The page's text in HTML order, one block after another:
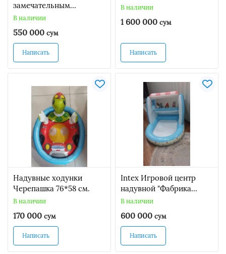
замечательным
сюрпризом для каждой
маленькой девочки,
которая обожает
разыгрывать
фантастические
представляя себя в роли
талантливой певицы или
утонченной леди. Кро
В наличии
550 000 сум
Написать
В наличии
1 600 000 сум
Написать
Надувные ходунки
Черепашка 76*58 см.
В наличии
170 000 сум
Написать
Intex Игровой центр
надувной "Фабрика
мороженого" 290122
В наличии
600 000 сум
Написать